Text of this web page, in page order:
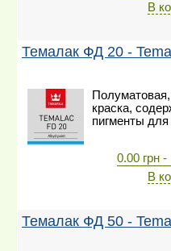
В
Темалак ФД 20 -
краска,
пигменты
0.00 грн
В
Темалак ФД 50 -